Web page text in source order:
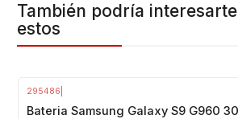
También podría
estos
295486
Bateria Samsung Galaxy S9 G960